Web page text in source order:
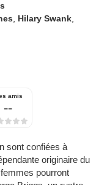
, Hilary Swank,
amis
--
sont confiées à
originaire du
pourront